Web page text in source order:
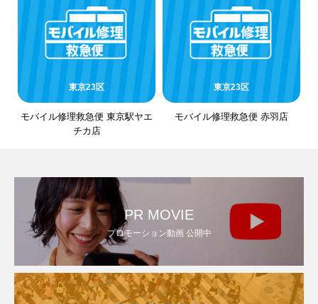
東京23区
モバイル修理救急便 東京駅ヤエ
チカ店
東京23区
モバイル修理救急便 赤羽店
PR MOVIE
プロモーション動画 公開中